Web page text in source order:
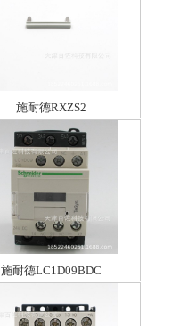
施耐德RXZS2
施耐德LC1D09BDC